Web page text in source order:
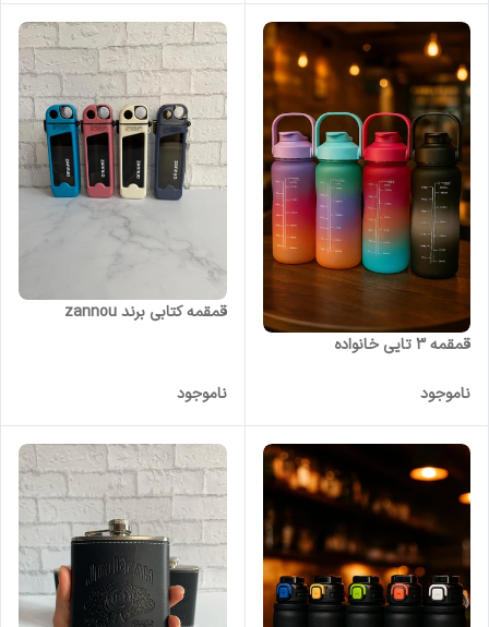
قمقمه 3 تایی خانواده
ناموجود
قمقمه کتابی برند zannou
ناموجود